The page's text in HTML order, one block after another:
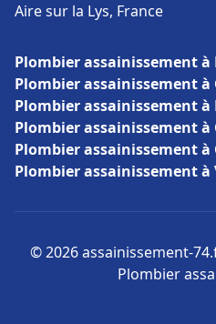
Aire sur la Lys, France
Plombier assainissement à
Plombier assainissement à
Plombier assainissement à
Plombier assainissement à
Plombier assainissement à
Plombier assainissement à
© 2026 assainissement-
Plombier